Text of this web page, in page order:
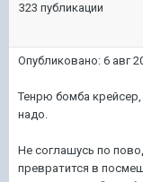
323 публикации
Опубликовано: 6 авг
Тенрю бомба крейсер,
надо.
Не соглашусь по
превратится в